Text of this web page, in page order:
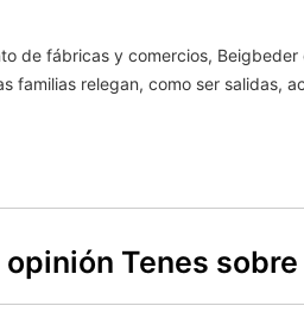
de fábricas y comercios, Beigbeder
familias relegan, como ser salidas,
opinión Tenes